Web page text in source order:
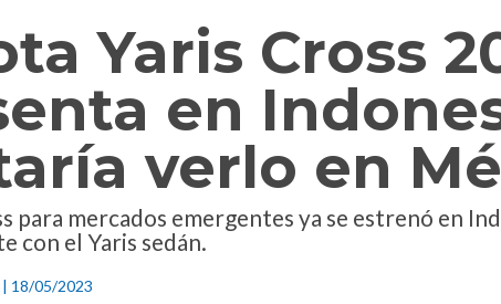
Yaris Cross
en
verlo en
para mercados emergentes ya se estrenó en
con el Yaris sedán.
| 18/05/2023